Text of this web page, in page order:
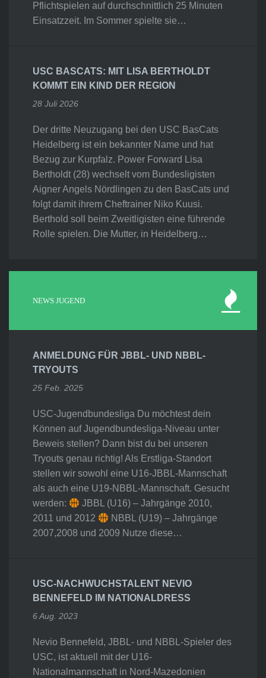
Pflichtspielen auf durchschnittlich 25 Minuten
Einsatzzeit. Im Sommer spielte sie…
USC BASCATS: MIT LISA BERTHOLDT
KOMMT EIN KIND DER REGION
28 Juli 2026
Der dritte Neuzugang bei den USC BasCats
Heidelberg ist ein bekannter Name und hat
Bezug zur Kurpfalz. Power Forward Lisa
Bertholdt (28) wechselt vom Bundesligisten
Aigner Angels Nördlingen zu den BasCats und
folgt damit ihrem Cheftrainer Niko Kuusi.
Berthold soll beim Zweitligisten eine führende
Rolle spielen. Die Mutter, in Heidelberg…
NEWS JUGEND
ANMELDUNG FÜR JBBL- UND NBBL-
TRYOUTS
25 Feb. 2025
USC-Jugendbundesliga Du möchtest dein
Können auf Jugendbundesliga-Niveau unter
Beweis stellen? Dann bist du bei unseren
Tryouts genau richtig! Als Erstliga-Standort
stellen wir sowohl eine U16-JBBL-Mannschaft
als auch eine U19-NBBL-Mannschaft. Gesucht
werden:
JBBL (U16) – Jahrgänge 2010,
2011 und 2012
NBBL (U19) – Jahrgänge
2007,2008 und 2009 Nutze diese…
USC-NACHWUCHSTALENT NEVIO
BENNEFELD IM NATIONALDRESS
6 Aug. 2023
Nevio Bennefeld, JBBL- und NBBL-Spieler des
USC, ist aktuell mit der U16-
Nationalmannschaft in Nord-Mazedonien